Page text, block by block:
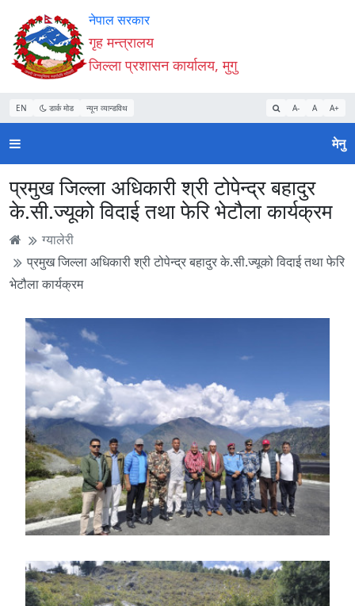
Accessibility
Mode
सुरु
गर्नुहोस्
सामाग्री
पढ्नुहाेस्
नेभिगेसन
पढ्नुहाेस्
वेबसाइट
खोजमा
जानुहोस्
नेपाल सरकार
गृह मन्त्रालय
जिल्ला प्रशासन कार्यालय, मुगु
EN डार्क मोड न्यून व्यान्डविथ A- A A+
मेनु
प्रमुख जिल्ला अधिकारी श्री टोपेन्द्र बहादुर
के.सी.ज्यूको विदाई तथा फेरि भेटौला कार्यक्रम
ग्यालेरी
प्रमुख जिल्ला अधिकारी श्री टोपेन्द्र बहादुर के.सी.ज्यूको विदाई तथा फेरि
भेटौला कार्यक्रम